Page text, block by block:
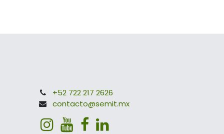
+52 722 217 2626
contacto@semit.mx